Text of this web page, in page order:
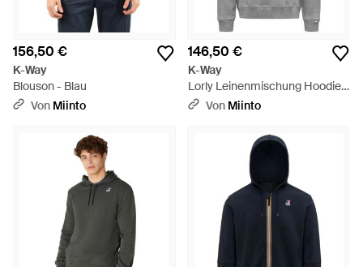
156,50 €
K-Way
Blouson - Blau
Von Miinto
146,50 €
K-Way
Lorly Leinenmischung Hoodie -
GrauVon Miinto